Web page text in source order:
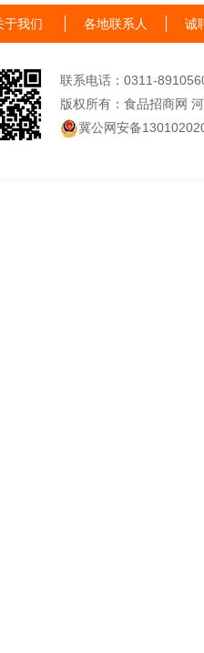
于我们 各地联系人 诚
联系电话：0311-
版权所有：食品招商网
冀公网安备